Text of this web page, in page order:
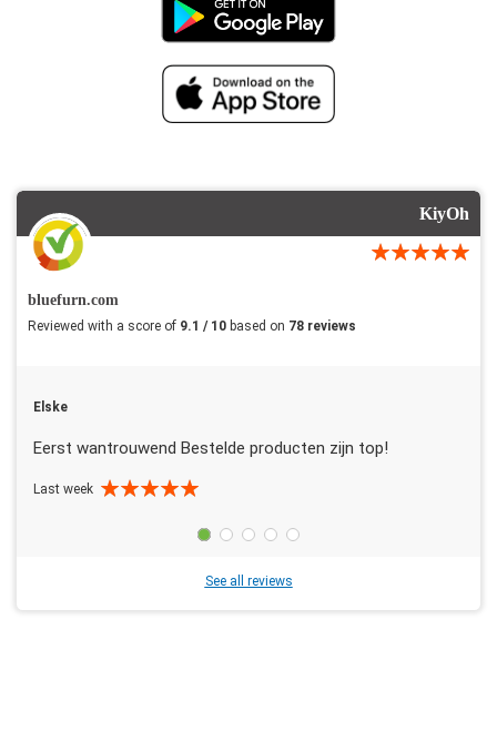
KiyOh
bluefurn.com
Reviewed with a score of 9.1 / 10 based on 78 reviews
Elske
Eerst wantrouwend Bestelde producten zijn top!
Last week
See all reviews